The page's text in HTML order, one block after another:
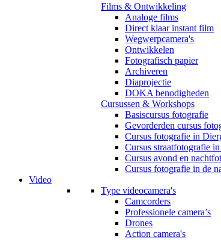
Films & Ontwikkeling
Analoge films
Direct klaar instant film
Wegwerpcamera's
Ontwikkelen
Fotografisch papier
Archiveren
Diaprojectie
DOKA benodigheden
Cursussen & Workshops
Basiscursus fotografie
Gevorderden cursus
Cursus fotografie in
Cursus straatfotografie
Cursus avond en
Cursus fotografie in de
Video
Type videocamera's
Camcorders
Professionele camera’s
Drones
Action camera's